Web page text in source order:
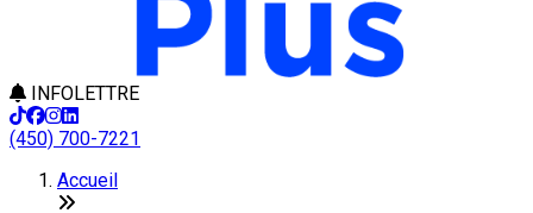
INFOLETTRE
(450) 700-7221
Accueil